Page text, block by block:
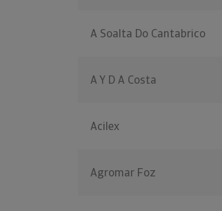
A Soalta Do Cantabrico
A Y D A Costa
Acilex
Agromar Foz